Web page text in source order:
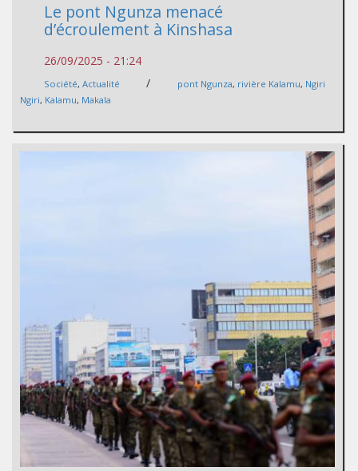
Le pont Ngunza menacé
d’écroulement à Kinshasa
26/09/2025 - 21:24
Société, Actualité / pont Ngunza, rivière Kalamu, Ngiri
Ngiri, Kalamu, Makala